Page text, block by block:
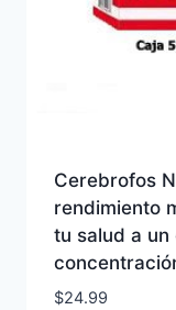
Cerebrofos
rendimiento
tu salud a
$24.99